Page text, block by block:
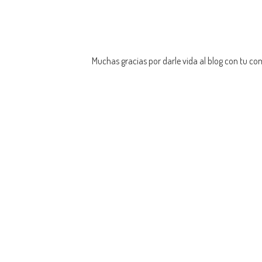
Muchas gracias por darle vida al blog con tu